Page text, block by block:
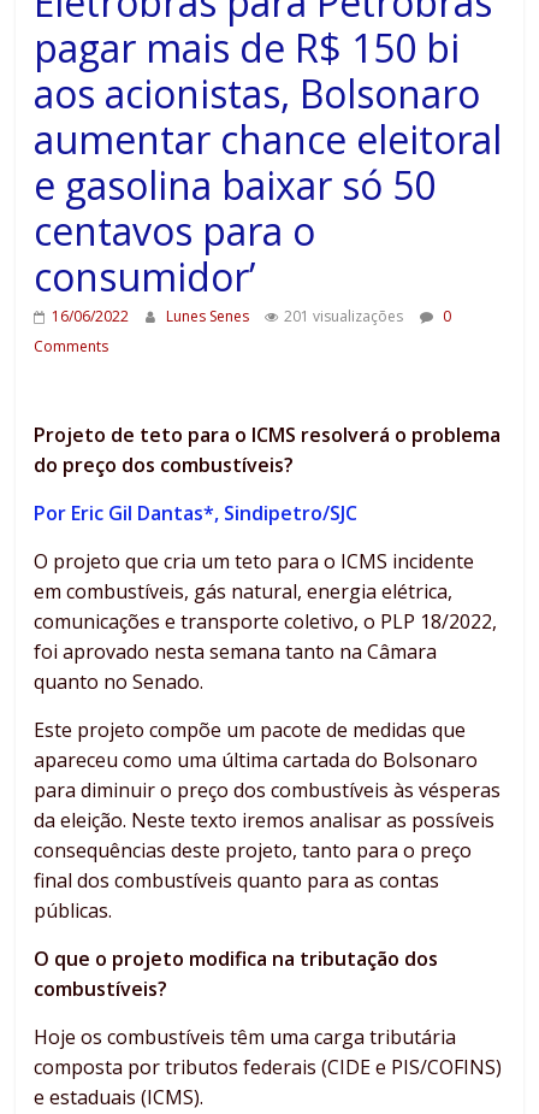
pagar mais de R$ 150 bi
aos acionistas, Bolsonaro
aumentar chance eleitoral
e gasolina baixar só 50
centavos para o
consumidor’
16/06/2022 Lunes Senes 201 visualizações
0
Comments
Projeto de teto para o ICMS resolverá o problema
do preço dos combustíveis?
Por Eric Gil Dantas*, Sindipetro/SJC
O projeto que cria um teto para o ICMS incidente
em combustíveis, gás natural, energia elétrica,
comunicações e transporte coletivo, o PLP 18/2022,
foi aprovado nesta semana tanto na Câmara
quanto no Senado.
Este projeto compõe um pacote de medidas que
apareceu como uma última cartada do Bolsonaro
para diminuir o preço dos combustíveis às vésperas
da eleição. Neste texto iremos analisar as possíveis
consequências deste projeto, tanto para o preço
final dos combustíveis quanto para as contas
públicas.
O que o projeto modifica na tributação dos
combustíveis?
Hoje os combustíveis têm uma carga tributária
composta por tributos federais (CIDE e PIS/COFINS)
e estaduais (ICMS).